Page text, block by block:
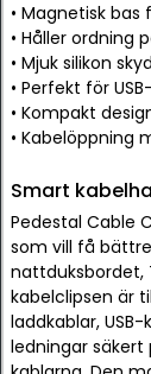
• Magnetisk
• Håller ordning
• Mjuk silikon
• Perfekt för
• Kompakt
• Kabelöppning
Smart
Pedestal Cable
som vill få
nattduksbordet,
kabelclipsen är
laddkablar,
ledningar